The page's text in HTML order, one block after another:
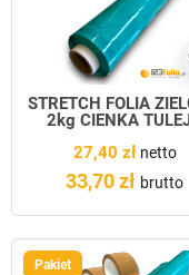
STRETCH FOLIA
2kg CIENKA
27,40 złnetto
33,70 zł brutto
Pakiet